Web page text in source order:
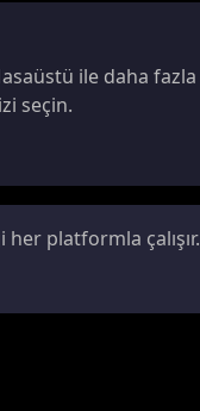
ile daha fazla
seçin.
platformla çalışır.